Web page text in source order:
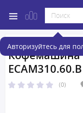
Авторизуйтесь для
Кофемашина
(0)